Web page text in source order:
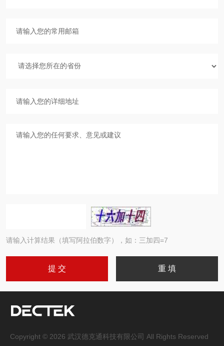
请输入计算结果（填写阿拉伯数字），如：三加四=7
Copyright © 2026 武汉德克通科技有限公司 All Rights Reserved